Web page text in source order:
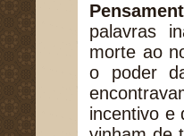
palavras
morte ao
o poder
incentivo e